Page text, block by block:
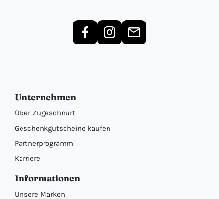
Unternehmen
Über Zugeschnürt
Geschenkgutscheine kaufen
Partnerprogramm
Karriere
Informationen
Unsere Marken